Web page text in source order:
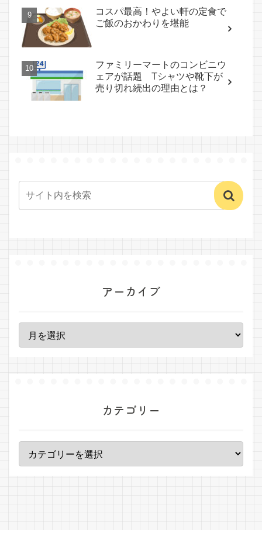
コスパ最高！やよい軒の定食で
ご飯のおかわりを堪能
ファミリーマートのコンビニウ
ェアが話題 Tシャツや靴下が
売り切れ続出の理由とは？
アーカイブ
カテゴリー